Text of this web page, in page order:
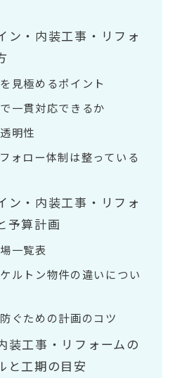
ン・内装工事・リフォ
見極めるポイント
一貫対応できるか
明性
ォロー体制は整っている
ン・内装工事・リフォ
予算計画
一覧表
ルトン物件の違いについ
ぐための計画のコツ
装工事・リフォームの
と工期の目安